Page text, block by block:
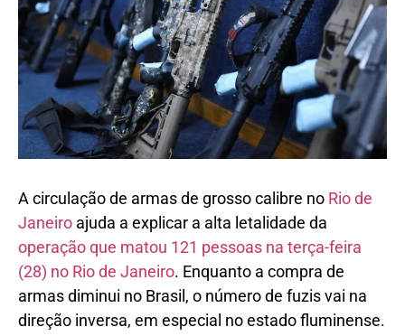
A circulação de armas de grosso calibre no Rio de
Janeiro ajuda a explicar a alta letalidade da
operação que matou 121 pessoas na terça-feira
(28) no Rio de Janeiro. Enquanto a compra de
armas diminui no Brasil, o número de fuzis vai na
direção inversa, em especial no estado fluminense.